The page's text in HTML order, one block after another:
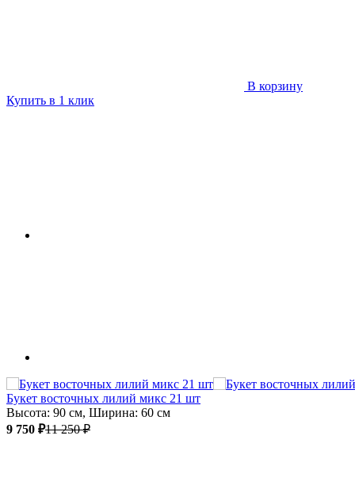
В корзину
Купить в 1 клик
Букет восточных лилий микс 21 шт
Высота: 90 см, Ширина: 60 см
9 750 ₽11 250 ₽